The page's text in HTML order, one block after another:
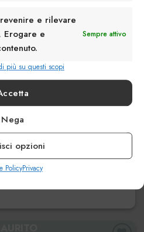
e rilevare
e
Sempre attivo
più su questi scopi
Nega
opzioni
PolicyPrivacy